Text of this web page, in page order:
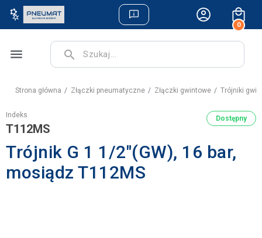
0
menu search
Strona główna Złączki pneumatyczne Złączki gwintowe Trójniki
Indeks
T112MS
Dostępny
Trójnik G 1 1/2"(GW), 16 bar,
mosiądz T112MS